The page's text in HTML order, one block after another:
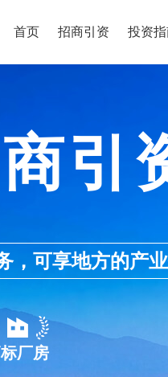
首页 招商引资 投资
引
，可享地方的产
厂房